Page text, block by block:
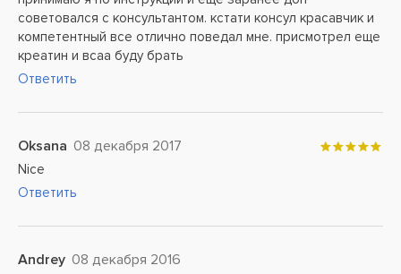
советовался с консультантом. кстати консул красавчик и
компетентный все отлично поведал мне. присмотрел еще
креатин и всаа буду брать
Ответить
Oksana 08 декабря 2017
Nice
Ответить
Andrey 08 декабря 2016